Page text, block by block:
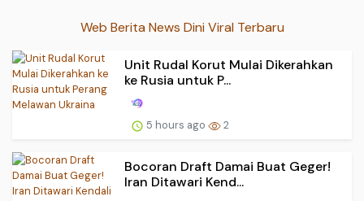
Web Berita News Dini Viral Terbaru
Unit Rudal Korut Mulai Dikerahkan
ke Rusia untuk P...
5 hours ago 2
Bocoran Draft Damai Buat Geger!
Iran Ditawari Kend...